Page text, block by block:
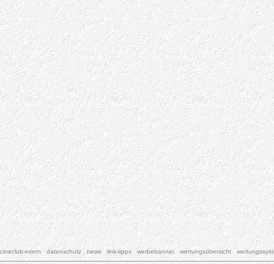
cineclub-intern datenschutz news link-tipps werbebanner wertungsübersicht